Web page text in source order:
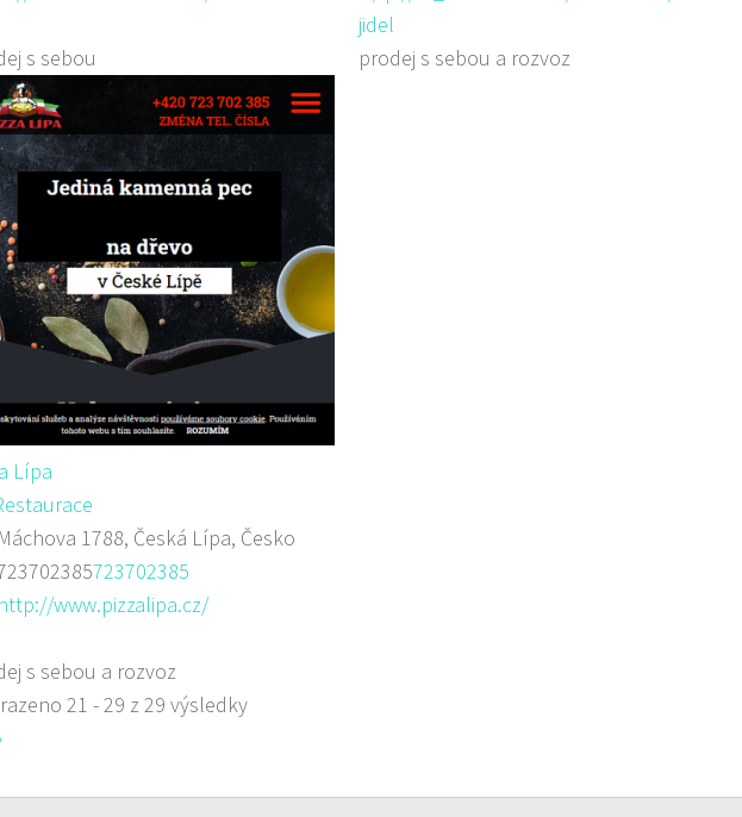
s sebou
jidel
prodej s sebou a rozvoz
Lípa
Máchova 1788, Česká Lípa, Česko
723702385
http://www.pizzalipa.cz/
s sebou a rozvoz
21 - 29 z 29 výsledky